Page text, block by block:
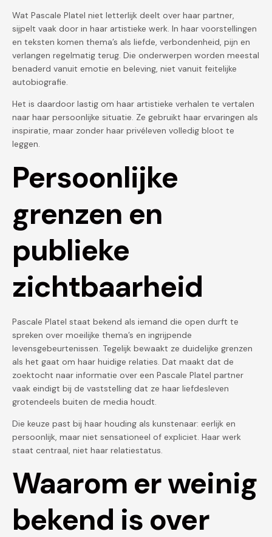
Wat Pascale Platel niet letterlijk deelt over haar partner,
sijpelt vaak door in haar artistieke werk. In haar voorstellingen
en teksten komen thema’s als liefde, verbondenheid, pijn en
verlangen regelmatig terug. Die onderwerpen worden meestal
benaderd vanuit emotie en beleving, niet vanuit feitelijke
autobiografie.
Het is daardoor lastig om haar artistieke verhalen te vertalen
naar haar persoonlijke situatie. Ze gebruikt haar ervaringen als
inspiratie, maar zonder haar privéleven volledig bloot te
leggen.
Persoonlijke
grenzen en
publieke
zichtbaarheid
Pascale Platel staat bekend als iemand die open durft te
spreken over moeilijke thema’s en ingrijpende
levensgebeurtenissen. Tegelijk bewaakt ze duidelijke grenzen
als het gaat om haar huidige relaties. Dat maakt dat de
zoektocht naar informatie over een Pascale Platel partner
vaak eindigt bij de vaststelling dat ze haar liefdesleven
grotendeels buiten de media houdt.
Die keuze past bij haar houding als kunstenaar: eerlijk en
persoonlijk, maar niet sensationeel of expliciet. Haar werk
staat centraal, niet haar relatie­status.
Waarom er weinig
bekend is over